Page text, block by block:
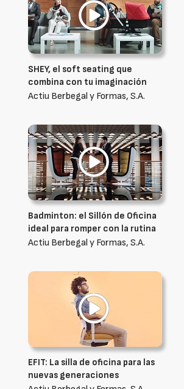
SHEY, el soft seating que
combina con tu imaginación
Actiu Berbegal y Formas, S.A.
Badminton: el Sillón de Oficina
ideal para romper con la rutina
Actiu Berbegal y Formas, S.A.
EFIT: La silla de oficina para las
nuevas generaciones